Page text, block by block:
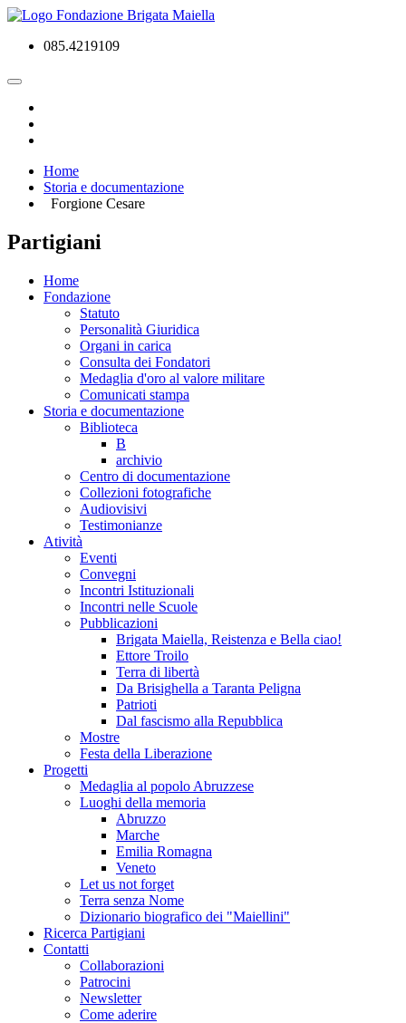
085.4219109
Home
Storia e documentazione
Forgione Cesare
Partigiani
Home
Fondazione
Statuto
Personalità Giuridica
Organi in carica
Consulta dei Fondatori
Medaglia d'oro al valore militare
Comunicati stampa
Storia e documentazione
Biblioteca
B
archivio
Centro di documentazione
Collezioni fotografiche
Audiovisivi
Testimonianze
Atività
Eventi
Convegni
Incontri Istituzionali
Incontri nelle Scuole
Pubblicazioni
Brigata Maiella, Reistenza e Bella ciao!
Ettore Troilo
Terra di libertà
Da Brisighella a Taranta Peligna
Patrioti
Dal fascismo alla Repubblica
Mostre
Festa della Liberazione
Progetti
Medaglia al popolo Abruzzese
Luoghi della memoria
Abruzzo
Marche
Emilia Romagna
Veneto
Let us not forget
Terra senza Nome
Dizionario biografico dei "Maiellini"
Ricerca Partigiani
Contatti
Collaborazioni
Patrocini
Newsletter
Come aderire